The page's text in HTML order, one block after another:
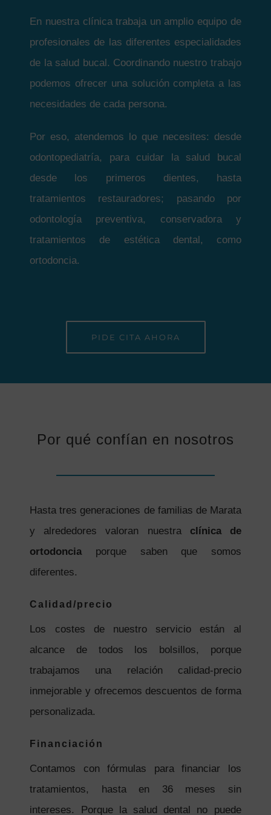
En nuestra clínica trabaja un amplio equipo de
profesionales de las diferentes especialidades
de la salud bucal. Coordinando nuestro trabajo
podemos ofrecer una solución completa a las
necesidades de cada persona.
Por eso, atendemos lo que necesites: desde
odontopediatría, para cuidar la salud bucal
desde los primeros dientes, hasta
tratamientos restauradores; pasando por
odontología preventiva, conservadora y
tratamientos de estética dental, como
ortodoncia.
PIDE CITA AHORA
Por qué confían en nosotros
Hasta tres generaciones de familias de Marata
y alrededores valoran nuestra clínica de
ortodonciaporque saben que somos
diferentes.
Calidad/precio
Los costes de nuestro servicio están al
alcance de todos los bolsillos, porque
trabajamos una relación calidad-precio
inmejorable y ofrecemos descuentos de forma
personalizada.
Financiación
Contamos con fórmulas para financiar los
tratamientos, hasta en 36 meses sin
intereses. Porque la salud dental no puede